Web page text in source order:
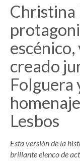
Christina
creado
Folguera
Lesbos
Esta versión de la
brillante elenco de